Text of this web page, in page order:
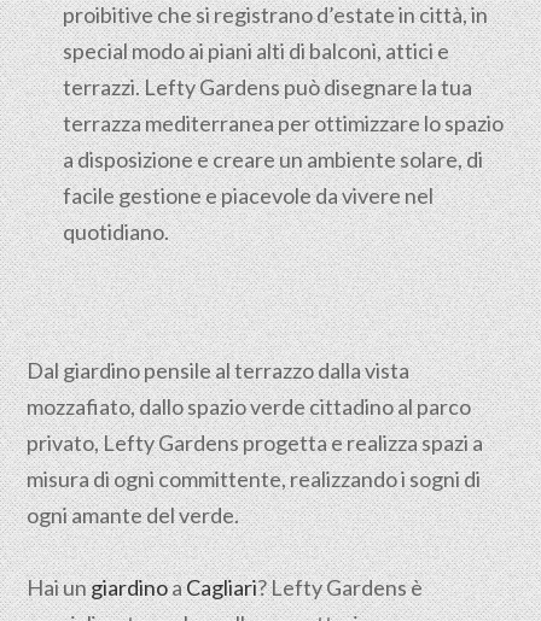
proibitive che si registrano d’estate in città, in
special modo ai piani alti di balconi, attici e
terrazzi. Lefty Gardens può disegnare la tua
terrazza mediterranea per ottimizzare lo spazio
a disposizione e creare un ambiente solare, di
facile gestione e piacevole da vivere nel
quotidiano.
Dal giardino pensile al terrazzo dalla vista
mozzafiato, dallo spazio verde cittadino al parco
privato, Lefty Gardens progetta e realizza spazi a
misura di ogni committente, realizzando i sogni di
ogni amante del verde.
Hai ungiardinoaCagliari? Lefty Gardens è